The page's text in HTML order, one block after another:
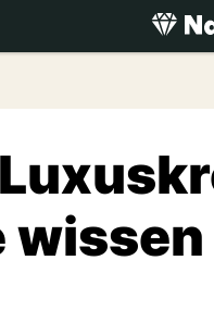
luxury.NAU.ch
wissen